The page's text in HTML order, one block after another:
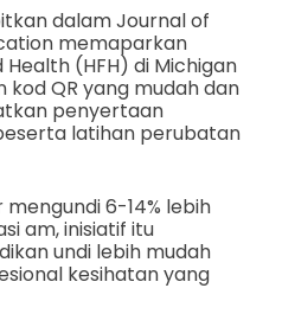
dalam Journal of
memaparkan
(HFH) di Michigan
QR yang mudah dan
penyertaan
latihan perubatan
6-14% lebih
am, inisiatif itu
undi lebih mudah
kesihatan yang